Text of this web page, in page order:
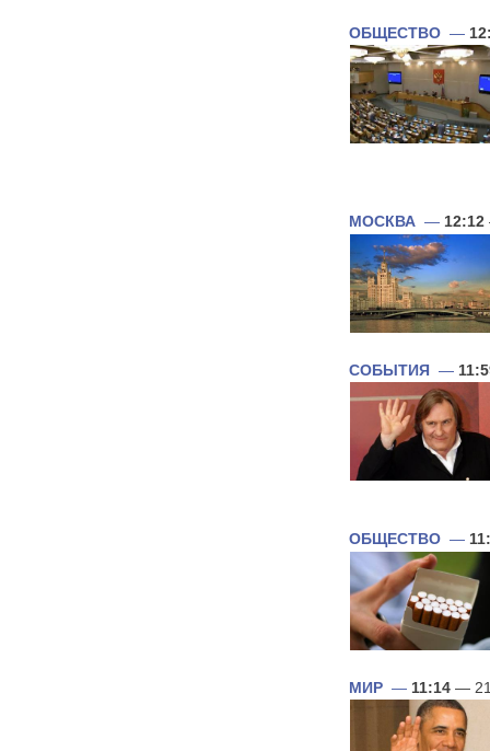
ОБЩЕСТВО —
МОСКВА — 12:12
СОБЫТИЯ —
ОБЩЕСТВО —
МИР — 11:14 —